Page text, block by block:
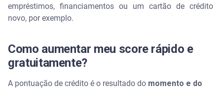
empréstimos, financiamentos ou um cartão de crédito
novo, por exemplo.
Como aumentar meu score rápido e
gratuitamente?
A pontuação de crédito é o resultado do momento e do